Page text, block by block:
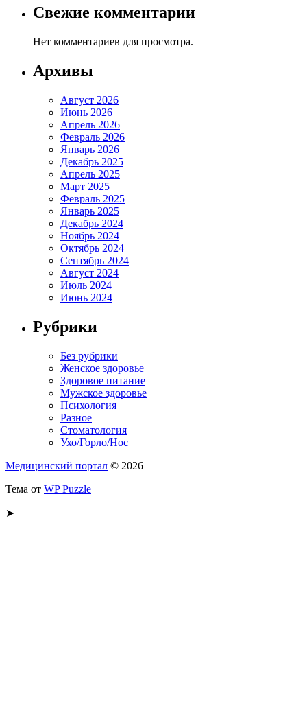
Свежие комментарии
Нет комментариев для просмотра.
Архивы
Август 2026
Июнь 2026
Апрель 2026
Февраль 2026
Январь 2026
Декабрь 2025
Апрель 2025
Март 2025
Февраль 2025
Январь 2025
Декабрь 2024
Ноябрь 2024
Октябрь 2024
Сентябрь 2024
Август 2024
Июль 2024
Июнь 2024
Рубрики
Без рубрики
Женское здоровье
Здоровое питание
Мужское здоровье
Психология
Разное
Стоматология
Ухо/Горло/Нос
Медицинский портал © 2026
Тема от WP Puzzle
➤